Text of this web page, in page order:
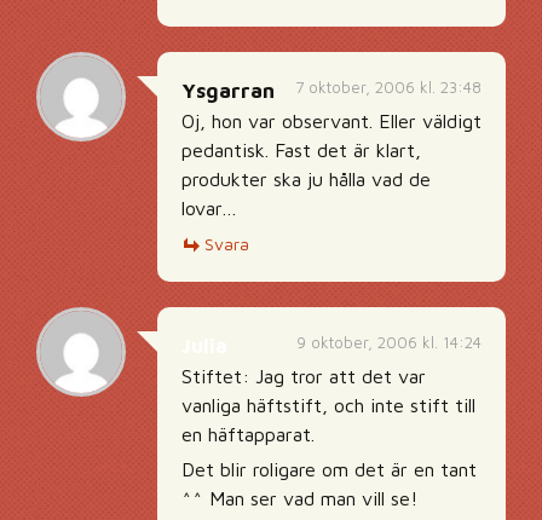
7 oktober, 2006 kl. 23:48
Ysgarran
Oj, hon var observant. Eller väldigt
pedantisk. Fast det är klart,
produkter ska ju hålla vad de
lovar…
Svara
9 oktober, 2006 kl. 14:24
Stiftet: Jag tror att det var
vanliga häftstift, och inte stift till
en häftapparat.
Det blir roligare om det är en tant
^^ Man ser vad man vill se!